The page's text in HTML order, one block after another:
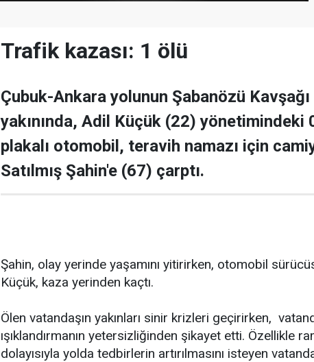
Trafik kazası: 1 ölü
Çubuk-Ankara yolunun Şabanözü Kavşağı
yakınında, Adil Küçük (22) yönetimindeki
plakalı otomobil, teravih namazı için
Satılmış Şahin'e (67) çarptı.
Şahin, olay yerinde yaşamını yitirirken, otomobil
Küçük, kaza yerinden kaçtı.
Ölen vatandaşın yakınları sinir krizleri geçirirken,
ışıklandırmanın yetersizliğinden şikayet etti. Özellikle
dolayısıyla yolda tedbirlerin artırılmasını isteyen